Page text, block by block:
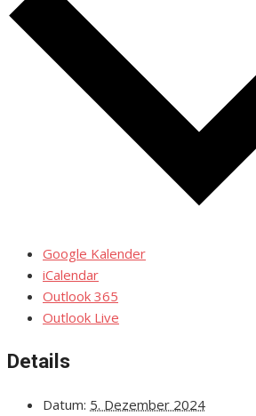
Google Kalender
iCalendar
Outlook 365
Outlook Live
Details
Datum: 5. Dezember 2024